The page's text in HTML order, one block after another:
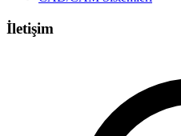
İletişim